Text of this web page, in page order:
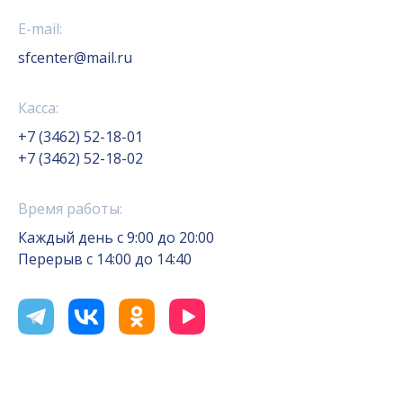
E-mail:
sfcenter@mail.ru
Касса:
+7 (3462) 52-18-01
+7 (3462) 52-18-02
Время работы:
Каждый день с 9:00 до 20:00
Перерыв с 14:00 до 14:40